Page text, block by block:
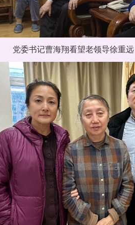
党委书记曹海翔看望老领导徐重